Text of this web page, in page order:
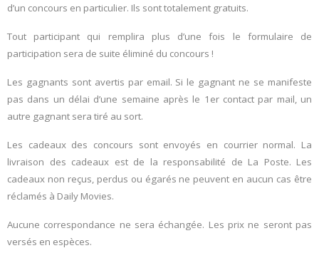
d’un concours en particulier. Ils sont totalement gratuits.
Tout participant qui remplira plus d’une fois le formulaire de
participation sera de suite éliminé du concours !
Les gagnants sont avertis par email. Si le gagnant ne se manifeste
pas dans un délai d’une semaine après le 1er contact par mail, un
autre gagnant sera tiré au sort.
Les cadeaux des concours sont envoyés en courrier normal. La
livraison des cadeaux est de la responsabilité de La Poste. Les
cadeaux non reçus, perdus ou égarés ne peuvent en aucun cas être
réclamés à Daily Movies.
Aucune correspondance ne sera échangée. Les prix ne seront pas
versés en espèces.